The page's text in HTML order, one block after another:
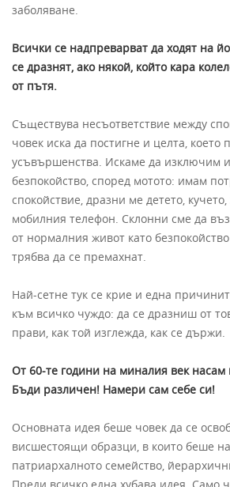
заболяване.
Всички се надпреварват да ходят на
се дразнят, ако някой, който кара
от пътя.
Съществува несъответствие между
човек иска да постигне и целта, което
усъвършенства. Искаме да изключим
безпокойство, според мотото: имам
спокойствие, дразни ме детето,
мобилния телефон. Склонни сме да
от нормалния живот като
трябва да се премахнат.
Най-сетне тук се крие и една
към всичко чуждо: да се дразниш от
прави, как той изглежда, как се държи.
От 60-те години на миналия век насам
Бъди различен! Намери сам себе си!
Основната идея беше човек да се
висшестоящи образци, в които беше
патриархалното семейство,